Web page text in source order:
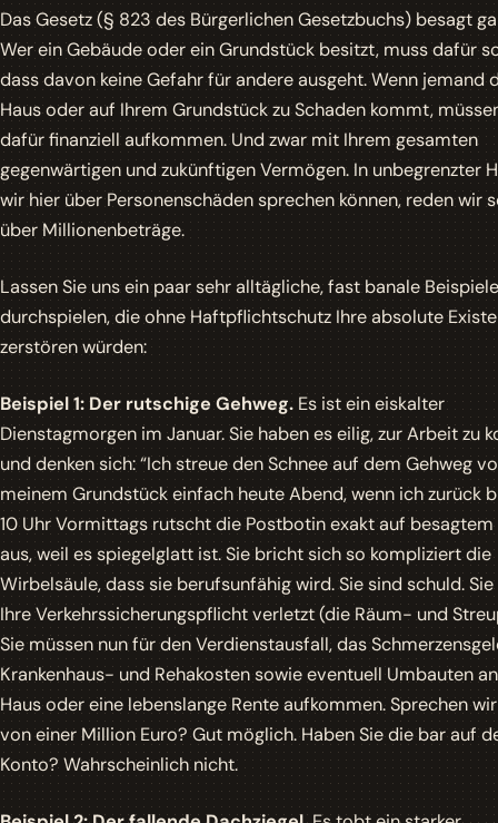
Das Gesetz (§ 823 des Bürgerlichen Gesetzbuchs) besagt
Wer ein Gebäude oder ein Grundstück besitzt, muss dafür
dass davon keine Gefahr für andere ausgeht. Wenn jemand
Haus oder auf Ihrem Grundstück zu Schaden kommt,
dafür finanziell aufkommen. Und zwar mit Ihrem gesamten
gegenwärtigen und zukünftigen Vermögen. In unbegrenzter
wir hier über Personenschäden sprechen können, reden wir
über Millionenbeträge.
Lassen Sie uns ein paar sehr alltägliche, fast banale Beispiele
durchspielen, die ohne Haftpflichtschutz Ihre absolute
zerstören würden:
Beispiel 1: Der rutschige Gehweg. Es ist ein eiskalter
Dienstagmorgen im Januar. Sie haben es eilig, zur Arbeit zu
und denken sich: “Ich streue den Schnee auf dem Gehweg
meinem Grundstück einfach heute Abend, wenn ich zurück
10 Uhr Vormittags rutscht die Postbotin exakt auf besagtem
aus, weil es spiegelglatt ist. Sie bricht sich so kompliziert die
Wirbelsäule, dass sie berufsunfähig wird. Sie sind schuld.
Ihre Verkehrssicherungspflicht verletzt (die Räum- und
Sie müssen nun für den Verdienstausfall, das
Krankenhaus- und Rehakosten sowie eventuell Umbauten
Haus oder eine lebenslange Rente aufkommen. Sprechen
von einer Million Euro? Gut möglich. Haben Sie die bar auf
Konto? Wahrscheinlich nicht.